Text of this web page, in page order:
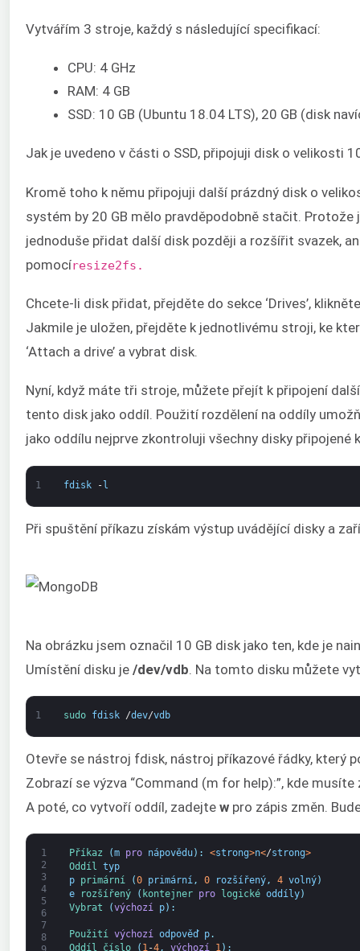
Vytvářím 3 stroje, každý s následující specifikací:
CPU: 4 GHz
RAM: 4 GB
SSD: 10 GB (Ubuntu 18.04 LTS), 20 GB (disk
Jak je uvedeno v části o SSD, připojuji disk o velikosti
Kromě toho k němu připojuji další prázdný disk o
systém by 20 GB mělo pravděpodobně stačit.
jednoduše přidat další disk později a rozšířit svazek,
pomocíresize2fs.
Chcete-li disk přidat, přejděte do sekce ‘Drives’,
Jakmile je uložen, přejděte k jednotlivému stroji, ke
‘Attach a drive’ a vybrat disk.
Nyní, když máte tři stroje, můžete přejít k připojení
tento disk jako oddíl. Použití rozdělení na oddíly
jako oddílu nejprve zkontroluji všechny disky
1 fdisk -l
Při spuštění příkazu získám výstup uvádějící disky a
Na obrázku jsem označil 10 GB disk jako ten, kde je
Umístění disku je /dev/vdb . Na tomto disku můžete
1 sudo fdisk /dev/vdb
Otevře se nástroj fdisk, nástroj příkazové řádky, který
Zobrazí se výzva “Command (m for help):”, kde
A poté, co vytvoří oddíl, zadejte w pro zápis změn.
1
2
3
4
5
6
7
8
Příkaz (m pro nápovědu) : <strong>n</strong>
Oddíl typ
p
primární (0 primární, 0 rozšířený, 4 volný)
e
rozšířený ( kontejner pro logické oddíly)
Vybrat
(výchozí p) :
Použití výchozí odpověď p.
Oddíl
číslo ( 1-4, výchozí 1) :